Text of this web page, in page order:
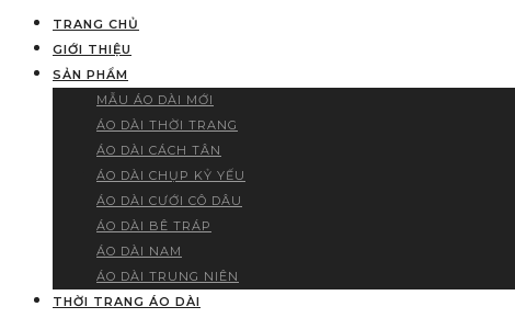
TRANG CHỦ
GIỚI THIỆU
SẢN PHẨM
MẪU ÁO DÀI MỚI
ÁO DÀI THỜI TRANG
ÁO DÀI CÁCH TÂN
ÁO DÀI CHỤP KỶ YẾU
ÁO DÀI CƯỚI CÔ DÂU
ÁO DÀI BÊ TRÁP
ÁO DÀI NAM
ÁO DÀI TRUNG NIÊN
THỜI TRANG ÁO DÀI